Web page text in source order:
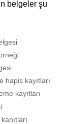
belgeler şu
hapis kayıtları
kayıtları